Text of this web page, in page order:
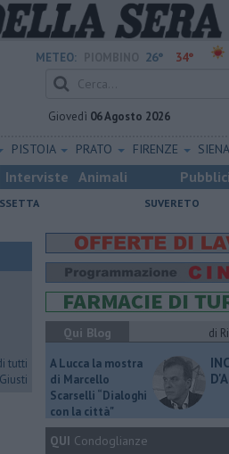
METEO: 26° 34°
Giovedì 06 Agosto 2026
PISTOIA PRATO FIRENZE SIENA
Interviste Animali
SUVERETO
tutti
Qui Blog
di
A Lucca la mostra
di Marcello
Scarselli “Dialoghi
con la città"
QUI Condoglianze